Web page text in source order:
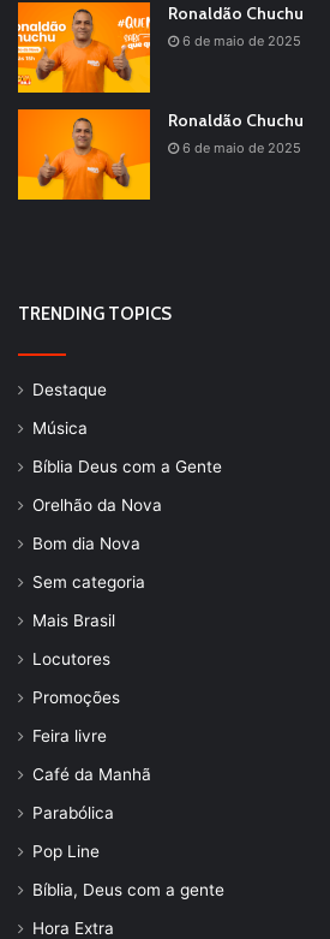
Ronaldão Chuchu
6 de maio de 2025
Ronaldão Chuchu
6 de maio de 2025
TRENDING TOPICS
Destaque
Música
Bíblia Deus com a Gente
Orelhão da Nova
Bom dia Nova
Sem categoria
Mais Brasil
Locutores
Promoções
Feira livre
Café da Manhã
Parabólica
Pop Line
Bíblia, Deus com a gente
Hora Extra